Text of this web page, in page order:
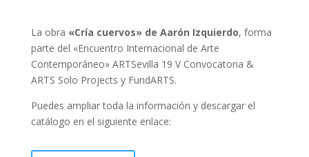
La obra «Cría cuervos» de Aarón Izquierdo, forma
parte del «Encuentro Internacional de Arte
Contemporáneo» ARTSevilla 19 V Convocatoria &
ARTS Solo Projects y FundARTS.
Puedes ampliar toda la información y descargar el
catálogo en el siguiente enlace: